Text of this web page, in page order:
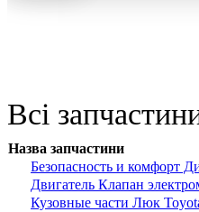
Всі
Назва запчастини
Безопасность и комфорт
Двигатель Клапан
Кузовные части Люк